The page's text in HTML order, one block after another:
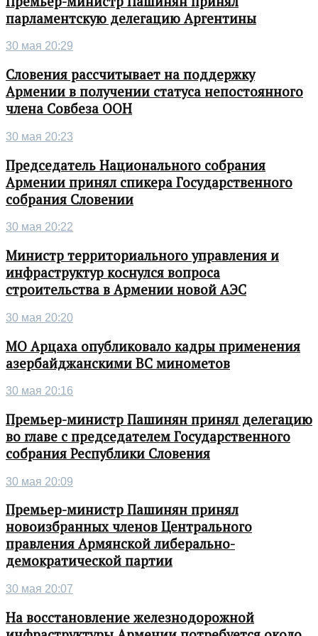
парламентскую делегацию Аргентины
30 мая 20:29
Словения рассчитывает на поддержку
Армении в получении статуса непостоянного
члена Совбеза ООН
30 мая 20:23
Председатель Национального собрания
Армении принял спикера Государственного
собрания Словении
30 мая 20:22
Министр территориального управления и
инфраструктур коснулся вопроса
строительства в Армении новой АЭС
30 мая 20:20
МО Арцаха опубликовало кадры применения
азербайджанскими ВС минометов
30 мая 20:16
Премьер-министр Пашинян принял делегацию
во главе с председателем Государственного
собрания Республики Словения
30 мая 20:09
Премьер-министр Пашинян принял
новоизбранных членов Центрального
правления Армянской либерально-
демократической партии
30 мая 20:07
На восстановление железнодорожной